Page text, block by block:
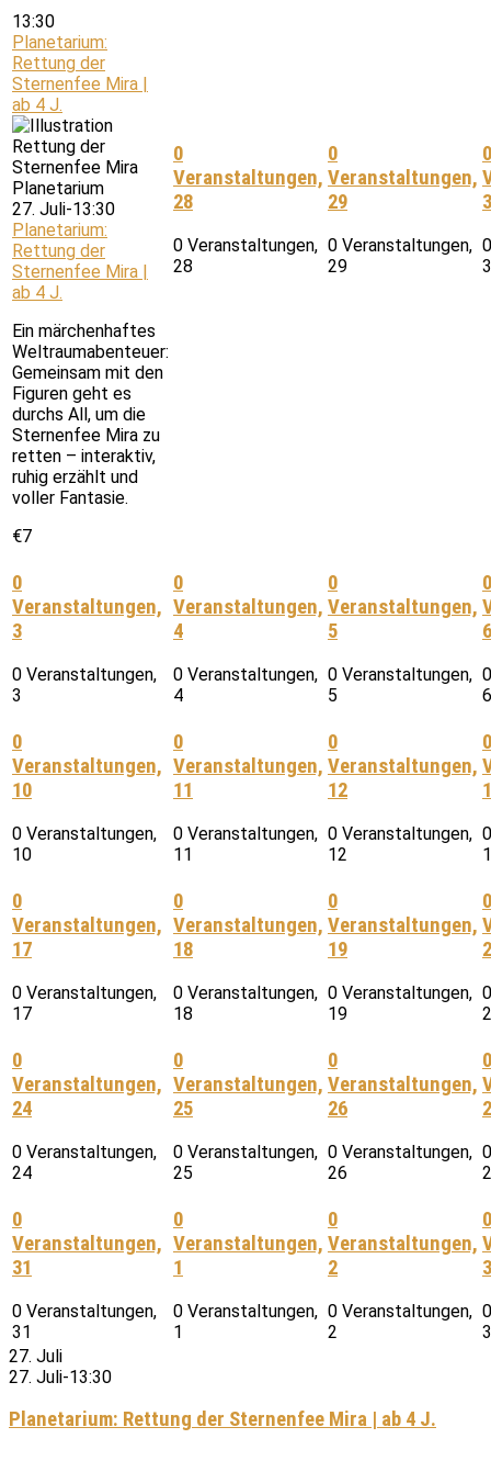
13:30
Planetarium:
Rettung der
Sternenfee Mira |
ab 4 J.
27. Juli-13:30
Planetarium:
Rettung der
Sternenfee Mira |
ab 4 J.
Ein märchenhaftes
Weltraumabenteuer:
Gemeinsam mit den
Figuren geht es
durchs All, um die
Sternenfee Mira zu
retten – interaktiv,
ruhig erzählt und
voller Fantasie.
€7
0
Veranstaltungen,
28
0 Veranstaltungen,
28
0
Veranstaltungen,
29
0 Veranstaltungen,
29
0
0
Veranstaltungen,
3
0 Veranstaltungen,
3
0
Veranstaltungen,
4
0 Veranstaltungen,
4
0
Veranstaltungen,
5
0 Veranstaltungen,
5
0
6
6
0
Veranstaltungen,
10
0 Veranstaltungen,
10
0
Veranstaltungen,
11
0 Veranstaltungen,
11
0
Veranstaltungen,
12
0 Veranstaltungen,
12
0
0
Veranstaltungen,
17
0 Veranstaltungen,
17
0
Veranstaltungen,
18
0 Veranstaltungen,
18
0
Veranstaltungen,
19
0 Veranstaltungen,
19
0
0
Veranstaltungen,
24
0 Veranstaltungen,
24
0
Veranstaltungen,
25
0 Veranstaltungen,
25
0
Veranstaltungen,
26
0 Veranstaltungen,
26
0
0
Veranstaltungen,
31
0 Veranstaltungen,
31
0
Veranstaltungen,
1
0 Veranstaltungen,
1
0
Veranstaltungen,
2
0 Veranstaltungen,
2
0
3
3
27. Juli
27. Juli-13:30
Planetarium: Rettung der Sternenfee Mira | ab 4 J.